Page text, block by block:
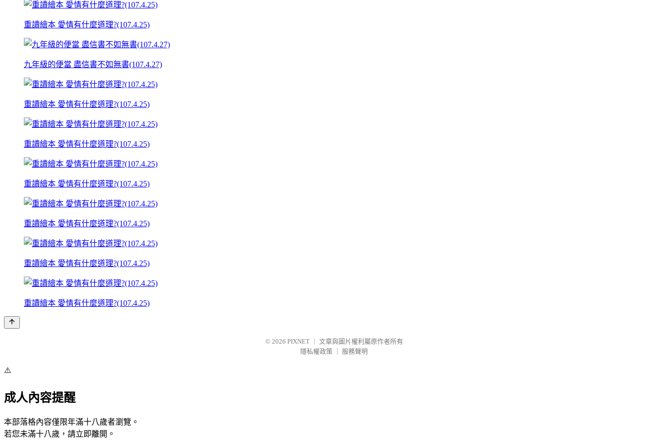
重讀繪本 愛情有什麼道理?(107.4.25)
九年級的便當 盡信書不如無書(107.4.27)
重讀繪本 愛情有什麼道理?(107.4.25)
重讀繪本 愛情有什麼道理?(107.4.25)
重讀繪本 愛情有什麼道理?(107.4.25)
重讀繪本 愛情有什麼道理?(107.4.25)
重讀繪本 愛情有什麼道理?(107.4.25)
重讀繪本 愛情有什麼道理?(107.4.25)
© 2026 PIXNET
文章與圖片權利屬原作者所有
隱私權政策
服務聲明
⚠️
成人內容提醒
本部落格內容僅限年滿十八歲者瀏覽。
若您未滿十八歲，請立即離開。